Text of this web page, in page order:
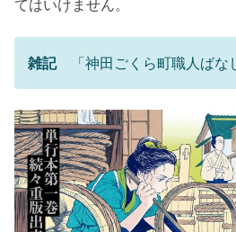
てはいけません。
雑記「神田ごくら町職人ばな